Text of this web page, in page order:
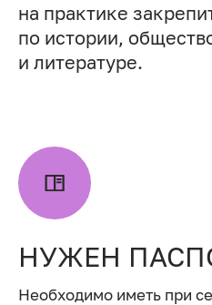
на практике
по истории,
и литературе.
НУЖЕН
Необходимо иметь при